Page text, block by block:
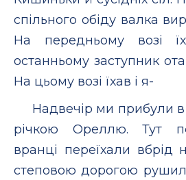
спільного обіду валка
На передньому возі
останньому заступник
На цьому возі їхав і я-
Надвечір ми прибули
річкою Ореллю. Тут
вранці переїхали вбрід
степовою дорогою